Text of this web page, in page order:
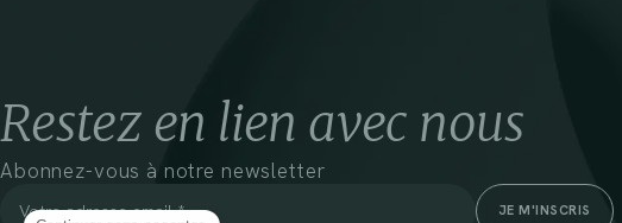
Restez en lien avec nous
Abonnez-vous à notre newsletter